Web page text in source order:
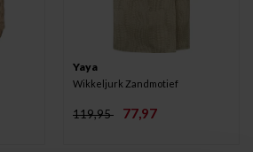
Yaya
Wikkeljurk Zandmotief
119,95 77,97